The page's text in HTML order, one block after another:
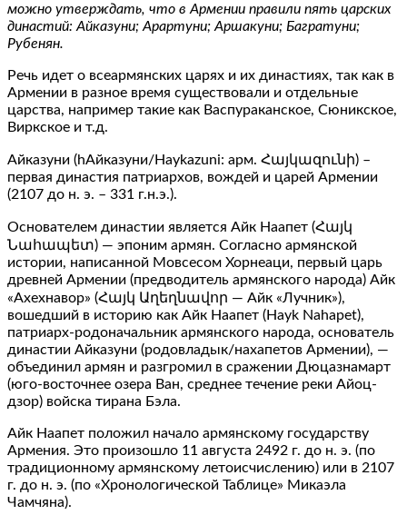
можно утверждать, что в Армении правили пять царских
династий: Айказуни; Арартуни; Аршакуни; Багратуни;
Рубенян.
Речь идет о всеармянских царях и их династиях, так как в
Армении в разное время существовали и отдельные
царства, например такие как Васпураканское, Сюникское,
Виркское и т.д.
Айказуни (hАйказуни/Haykazuni: арм. Հայկազունի) –
первая династия патриархов, вождей и царей Армении
(2107 до н. э. – 331 г.н.э.).
Основателем династии является Айк Наапет (Հայկ
Նահապետ) — эпоним армян. Согласно армянской
истории, написанной Мовсесом Хорнеаци, первый царь
древней Армении (предводитель армянского народа) Айк
«Ахехнавор» (Հայկ Աղեղնավոր — Айк «Лучник»),
вошедший в историю как Айк Наапет (Hayk Nahapet),
патриарх-родоначальник армянского народа, основатель
династии Айказуни (родовладык/нахапетов Армении), —
объединил армян и разгромил в сражении Дюцазнамарт
(юго-восточнее озера Ван, среднее течение реки Айоц-
дзор) войска тирана Бэла.
Айк Наапет положил начало армянскому государству
Армения. Это произошло 11 августа 2492 г. до н. э. (по
традиционному армянскому летоисчислению) или в 2107
г. до н. э. (по «Хронологической Таблице» Микаэла
Чамчяна).